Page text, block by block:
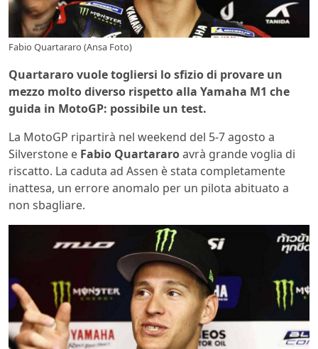
Fabio Quartararo (Ansa Foto)
Quartararo vuole togliersi lo sfizio di provare un
mezzo molto diverso rispetto alla Yamaha M1 che
guida in MotoGP: possibile un test.
La MotoGP ripartirà nel weekend del 5-7 agosto a
Silverstone e Fabio Quartararoavrà grande voglia di
riscatto. La caduta ad Assen è stata completamente
inattesa, un errore anomalo per un pilota abituato a
non sbagliare.